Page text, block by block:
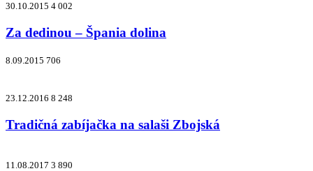
30.10.2015 4 002
Za dedinou – Špania dolina
8.09.2015 706
23.12.2016 8 248
Tradičná zabíjačka na salaši Zbojská
11.08.2017 3 890